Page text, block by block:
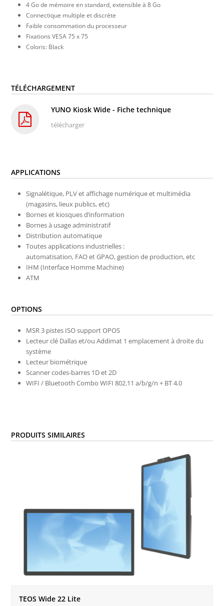
4 Go de mémoire en standard, extensible à 8 Go
Connectique multiple et discrète
Faible consommation du processeur
Fixations VESA 75 x 75
Coloris: Black
TÉLÉCHARGEMENT
YUNO Kiosk Wide - Fiche technique
télécharger
APPLICATIONS
Signalétique, PLV et affichage numériqueet multimédia
(magasins, lieux publics, etc)
Bornes et kiosques d’information
Bornes à usage administratif
Distribution automatique
Toutes applications industrielles :
automatisation, FAO et GPAO,gestion de production, etc
IHM (Interface Homme Machine)
ATM
OPTIONS
MSR 3 pistes ISO support OPOS
Lecteur clé Dallas et/ou Addimat 1 emplacement à droite du
système
Lecteur biométrique
Scanner codes-barres 1D et 2D
WIFI / Bluetooth Combo WIFI 802.11 a/b/g/n + BT 4.0
PRODUITS SIMILAIRES
TEOS Wide 22 Lite